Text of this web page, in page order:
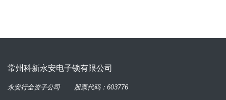
常州科新永安电子锁有限公司
永安行全资子公司 股票代码：603776